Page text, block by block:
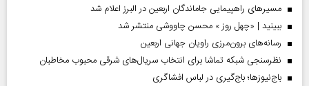
مسیر‌های راهپیمایی جاماندگان اربعین در البرز اعلام شد
ببینید | «چهل روز » محسن چاووشی منتشر شد
رسانه‌های برون‌مرزی راویان جهانی اربعین
نظرسنجی شبکه تماشا برای انتخاب سریال‌های شرقی محبوب مخاطبان
باج‌نیوزها؛ باج‌گیری در لباس افشاگری